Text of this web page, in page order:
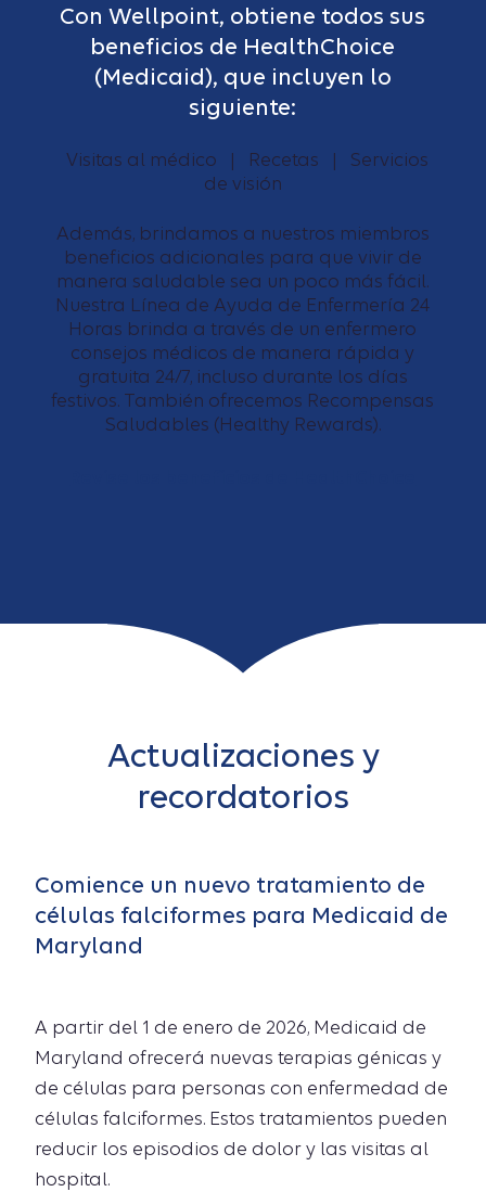
Con Wellpoint, obtiene todos sus
beneficios de HealthChoice
(Medicaid), que incluyen lo
siguiente:
Visitas al médico | Recetas | Servicios
de visión
Además, brindamos a nuestros miembros
beneficios adicionales para que vivir de
manera saludable sea un poco más fácil.
Nuestra Línea de Ayuda de Enfermería 24
Horas brinda a través de un enfermero
consejos médicos de manera rápida y
gratuita 24/7, incluso durante los días
festivos. También ofrecemos Recompensas
Saludables (Healthy Rewards).
Actualizaciones y
recordatorios
Comience un nuevo tratamiento de
células falciformes para Medicaid de
Maryland
A partir del 1 de enero de 2026, Medicaid de
Maryland ofrecerá nuevas terapias génicas y
de células para personas con enfermedad de
células falciformes. Estos tratamientos pueden
reducir los episodios de dolor y las visitas al
hospital.